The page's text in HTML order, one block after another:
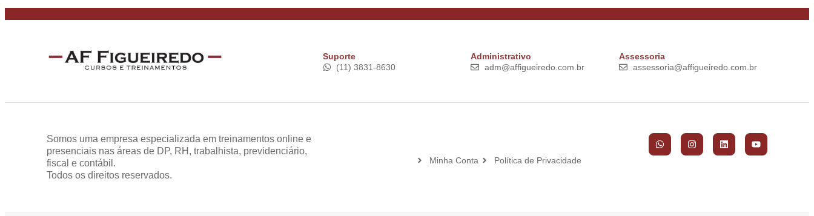
Suporte
(11) 3831-8630
Administrativo
adm@affigueiredo.com.br
Assessoria
assessoria@affigueiredo.com.br
Somos uma empresa especializada em treinamentos online e
presenciais nas áreas de DP, RH, trabalhista, previdenciário,
fiscal e contábil.
Todos os direitos reservados.
Minha Conta Política de Privacidade